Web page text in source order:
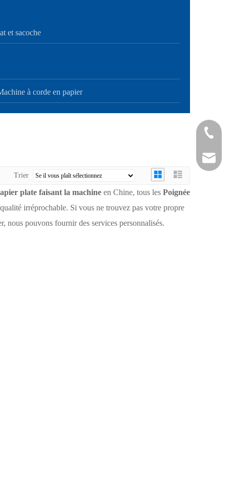
et sacoche
à corde en papier
Trier
plate faisant la machine en Chine, tous les Poignée
irréprochable. Si vous ne trouvez pas votre propre
nous pouvons fournir des services personnalisés.
+ 86-21-
+ 86-21-